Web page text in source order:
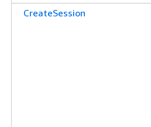
CreateSession